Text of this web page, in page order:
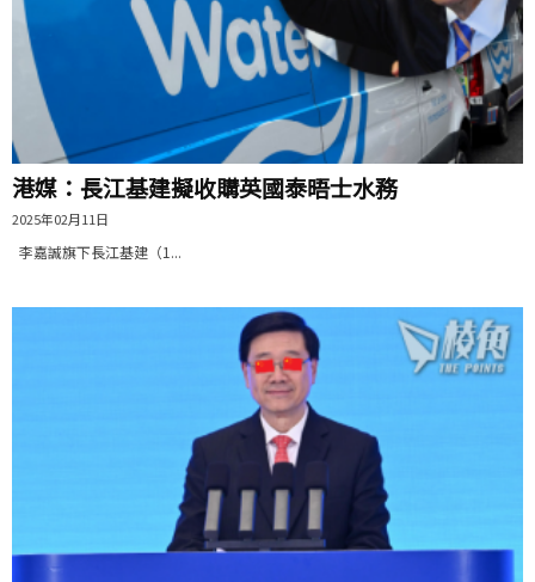
港媒：長江基建擬收購英國泰晤士水務
2025年02月11日
李嘉誠旗下長江基建（1...